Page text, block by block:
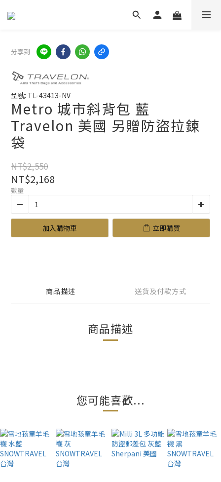
分享到
型號: TL-43413-NV
Metro 城市斜背包 藍
Travelon 美國 另贈防盜拉鍊
袋
NT$2,550
NT$2,168
數量
加入購物車 立即購買
商品描述 送貨及付款方式
商品描述
您可能喜歡...